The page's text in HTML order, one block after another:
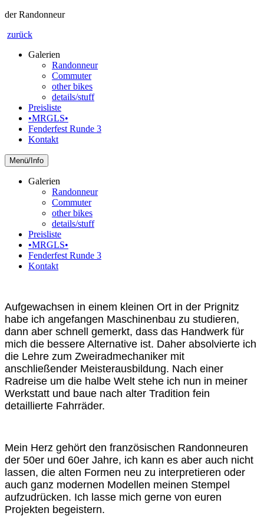
der Randonneur
zurück
Galerien
Randonneur
Commuter
other bikes
details/stuff
Preisliste
•MRGLS•
Fenderfest Runde 3
Kontakt
Info
Galerien
Randonneur
Commuter
other bikes
details/stuff
Preisliste
•MRGLS•
Fenderfest Runde 3
Kontakt
Aufgewachsen in einem kleinen Ort in der Prignitz
habe ich angefangen Maschinenbau zu studieren,
dann aber schnell gemerkt, dass das Handwerk für
mich die bessere Alternative ist. Daher absolvierte ich
die Lehre zum Zweiradmechaniker mit
anschließender Meisterausbildung. Nach einer
Radreise um die halbe Welt stehe ich nun in meiner
Werkstatt und baue nach alter Tradition fein
detaillierte Fahrräder.
Mein Herz gehört den französischen Randonneuren
der 50er und 60er Jahre, ich kann es aber auch nicht
lassen, die alten Formen neu zu interpretieren oder
auch ganz modernen Modellen meinen Stempel
aufzudrücken. Ich lasse mich gerne von euren
Projekten begeistern.